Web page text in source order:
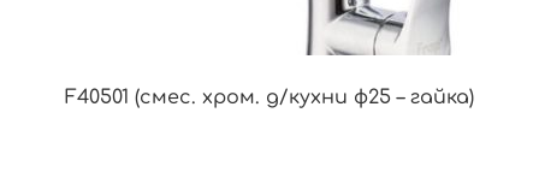
F40501 (смес. хром. д/кухни ф25 – гайка)